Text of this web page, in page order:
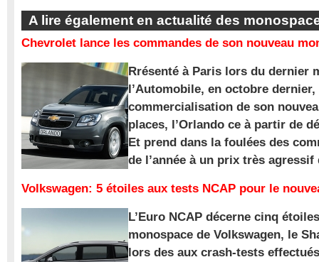
A lire également en actualité des
Chevrolet lance les commandes de son nouveau
Rrésenté à Paris lors du dernier
l’Automobile, en octobre
commercialisation de son
places, l’Orlando ce à partir de
Et prend dans la foulées des
de l’année à un prix très agressif
Volkswagen: 5 étoiles aux tests NCAP pour le
L’Euro NCAP décerne cinq
monospace de Volkswagen, le
lors des aux crash-tests